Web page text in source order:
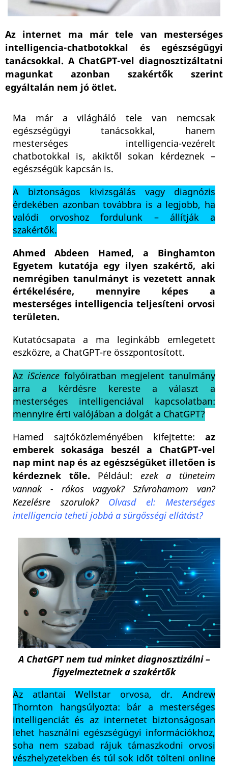
Az internet ma már tele van mesterséges
intelligencia-chatbotokkal és egészségügyi
tanácsokkal. A ChatGPT-vel diagnosztizáltatni
magunkat azonban szakértők szerint
egyáltalán nem jó ötlet.
Ma már a világháló tele van nemcsak
egészségügyi tanácsokkal, hanem
mesterséges intelligencia-vezérelt
chatbotokkal is, akiktől sokan kérdeznek –
egészségük kapcsán is.
A biztonságos kivizsgálás vagy diagnózis
érdekében azonban továbbra is a legjobb, ha
valódi orvoshoz fordulunk – állítják a
szakértők.
Ahmed Abdeen Hamed, a Binghamton
Egyetem kutatója egy ilyen szakértő, aki
nemrégiben tanulmányt is vezetett annak
értékelésére, mennyire képes a
mesterséges intelligencia teljesíteni orvosi
területen.
Kutatócsapata a ma leginkább emlegetett
eszközre, a ChatGPT-re összpontosított.
Az iSciencefolyóiratban megjelent tanulmány
arra a kérdésre kereste a választ a
mesterséges intelligenciával kapcsolatban:
mennyire érti valójában a dolgát a ChatGPT?
Hamed sajtóközleményében kifejtette: az
emberek sokasága beszél a ChatGPT-vel
nap mint nap és az egészségüket illetően is
kérdeznek tőle. Például: ezek a tüneteim
vannak - rákos vagyok? Szívrohamom van?
Kezelésre szorulok? Olvasd el: Mesterséges
intelligencia teheti jobbá a sürgősségi ellátást?
A ChatGPT nem tud minket diagnosztizálni –
figyelmeztetnek a szakértők
Az atlantai Wellstar orvosa, dr. Andrew
Thornton hangsúlyozta: bár a mesterséges
intelligenciát és az internetet biztonságosan
lehet használni egészségügyi információkhoz,
soha nem szabad rájuk támaszkodni orvosi
vészhelyzetekben és túl sok időt tölteni online